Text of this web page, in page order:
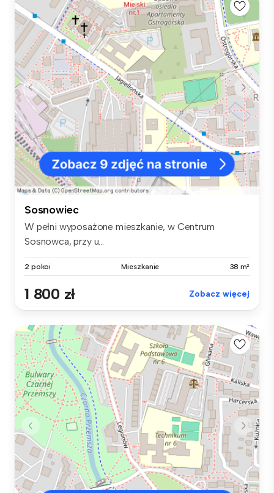
Sosnowiec
W pełni wyposażone mieszkanie, w Centrum
Sosnowca, przy u...
2 pokoi Mieszkanie 38 m²
1 800 zł Zobacz więcej